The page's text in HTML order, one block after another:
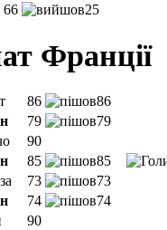
66 25
Франції
86
86
79
79
90
85
85
73
73
74
74
90